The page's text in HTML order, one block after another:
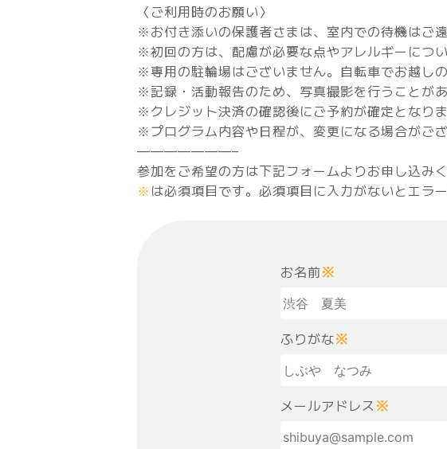
〈ご利用時のお願い〉
※お付き添いの保護者さまは、室内での待機はご
※初回の方は、配慮が必要な点やアレルギーにつ
※専用の駐輪場はございません。自転車でお越し
※記録・活動報告のため、写真撮影を行うことがあ
※クレジット決済の確認後にご予約が確定となりま
※プログラム内容や日程が、変更になる場合がご
———————–
参加をご希望の方は下記フォームよりお申し込みく
※ は必須項目です。必須項目に入力がないとエラ
お名前※
ふりがな※
メールアドレス ※